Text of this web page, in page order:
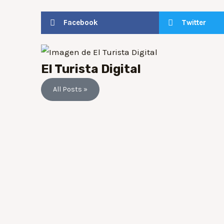
Facebook Twitter
El Turista Digital
All Posts »